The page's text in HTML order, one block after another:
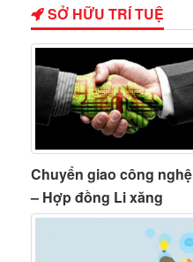
SỞ HỮU TRÍ TUỆ
Chuyển giao công nghệ
– Hợp đồng Li xăng